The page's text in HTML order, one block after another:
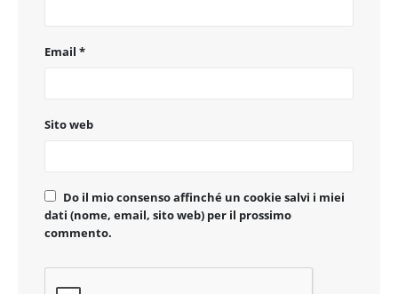
Email *
Sito web
Do il mio consenso affinché un cookie salvi i miei
dati (nome, email, sito web) per il prossimo
commento.